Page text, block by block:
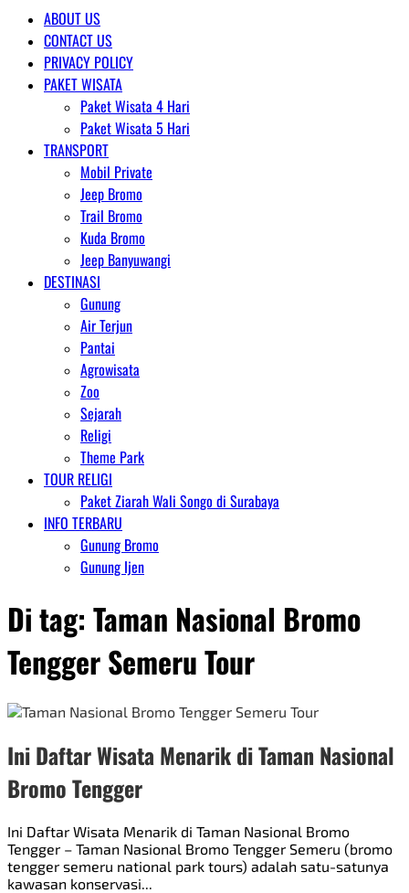
ABOUT US
CONTACT US
PRIVACY POLICY
PAKET WISATA
Paket Wisata 4 Hari
Paket Wisata 5 Hari
TRANSPORT
Mobil Private
Jeep Bromo
Trail Bromo
Kuda Bromo
Jeep Banyuwangi
DESTINASI
Gunung
Air Terjun
Pantai
Agrowisata
Zoo
Sejarah
Religi
Theme Park
TOUR RELIGI
Paket Ziarah Wali Songo di Surabaya
INFO TERBARU
Gunung Bromo
Gunung Ijen
Di tag: Taman Nasional Bromo
Tengger Semeru Tour
Ini Daftar Wisata Menarik di Taman Nasional
Bromo Tengger
Ini Daftar Wisata Menarik di Taman Nasional Bromo
Tengger – Taman Nasional Bromo Tengger Semeru (bromo
tengger semeru national park tours) adalah satu-satunya
kawasan konservasi...